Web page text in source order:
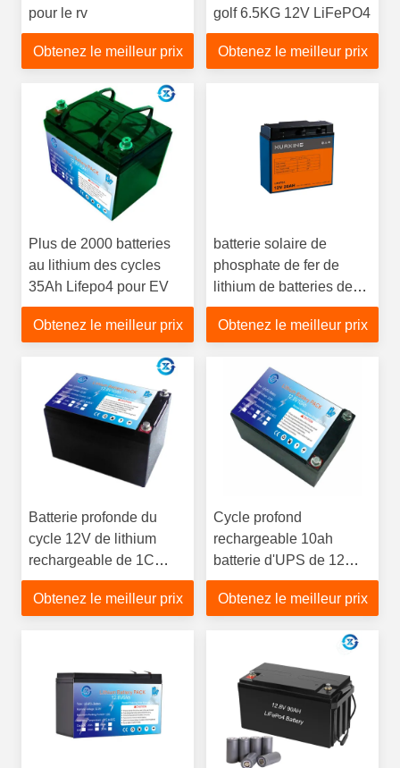
pour le rv
Obtenez le meilleur prix
golf 6.5KG 12V LiFePO4
Obtenez le meilleur prix
Plus de 2000 batteries
au lithium des cycles
35Ah Lifepo4 pour EV
Obtenez le meilleur prix
batterie solaire de
phosphate de fer de
lithium de batteries de
20Ah 12V LiFePO4
Obtenez le meilleur prix
Batterie profonde du
cycle 12V de lithium
rechargeable de 1C
12Ah
Obtenez le meilleur prix
Cycle profond
rechargeable 10ah
batterie d'UPS de 12
volts
Obtenez le meilleur prix